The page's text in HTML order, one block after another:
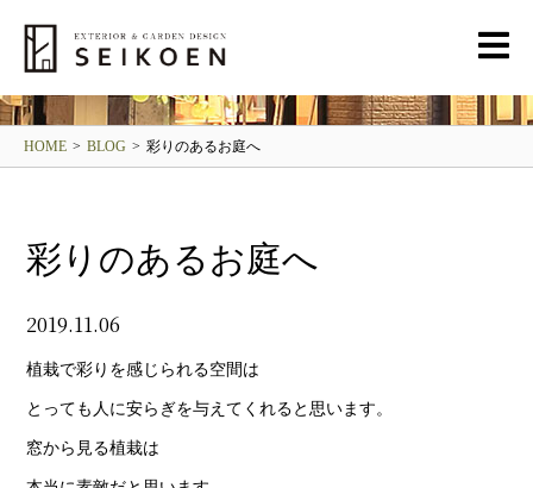
HOME > BLOG > 彩りのあるお庭へ
彩りのあるお庭へ
2019.11.06
植栽で彩りを感じられる空間は
とっても人に安らぎを与えてくれると思います。
窓から見る植栽は